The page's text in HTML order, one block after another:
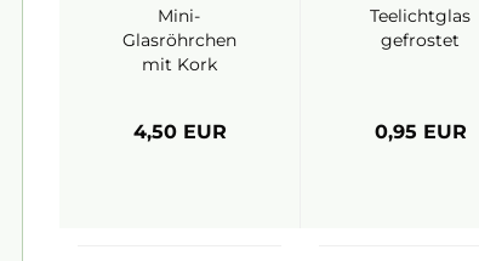
Mini-
Glasröhrchen
mit Kork
4,50 EUR
Teelichtglas
gefrostet
0,95 EUR